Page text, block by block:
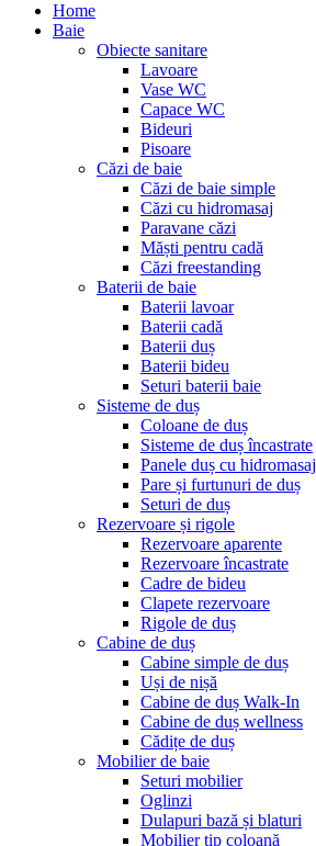
Home
Baie
Obiecte sanitare
Lavoare
Vase WC
Capace WC
Bideuri
Pisoare
Căzi de baie
Căzi de baie simple
Căzi cu hidromasaj
Paravane căzi
Măști pentru cadă
Căzi freestanding
Baterii de baie
Baterii lavoar
Baterii cadă
Baterii duș
Baterii bideu
Seturi baterii baie
Sisteme de duș
Coloane de duș
Sisteme de duș încastrate
Panele duș cu hidromasaj
Pare și furtunuri de duș
Seturi de duș
Rezervoare și rigole
Rezervoare aparente
Rezervoare încastrate
Cadre de bideu
Clapete rezervoare
Rigole de duș
Cabine de duș
Cabine simple de duș
Uși de nișă
Cabine de duș Walk-In
Cabine de duș wellness
Cădițe de duș
Mobilier de baie
Seturi mobilier
Oglinzi
Dulapuri bază și blaturi
Mobilier tip coloană